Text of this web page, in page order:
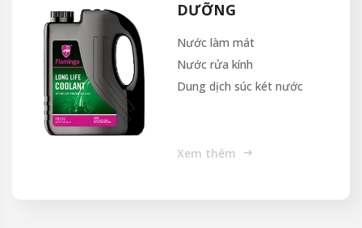
DƯỠNG
Nước làm mát
Nước rửa kính
Dung dịch súc két nước
Xem thêm